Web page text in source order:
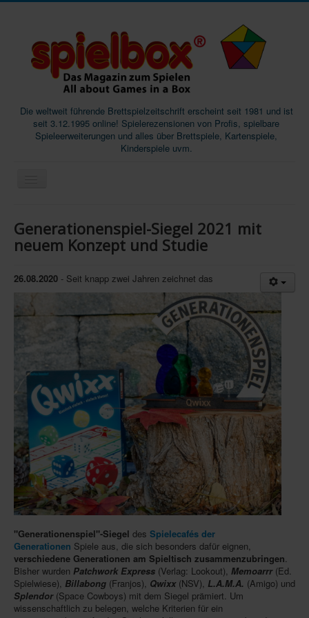
Die weltweit führende Brettspielzeitschrift erscheint seit 1981 und ist
seit 3.12.1995 online! Spielerezensionen von Profis, spielbare
Spieleerweiterungen und alles über Brettspiele, Kartenspiele,
Kinderspiele uvm.
Magazine
Podcast
SpieleMag
Shop
Download spielbox Special 2025
Newsletter
Spieledatenbank
Premium login
Neuheiten-New Games
Köpfe-Heads
Preise-Awards
Branchen-/Wirtschaftsnews
Interviews
Crowdfunding
Veranstaltungen-Events
Generationenspiel-Siegel 2021 mit
neuem Konzept und Studie
26.08.2020 - Seit knapp zwei Jahren zeichnet das
"Generationenspiel"-Siegel des Spielecafés der
Generationen Spiele aus, die sich besonders dafür eignen,
verschiedene Generationen am Spieltisch zusammenzubringen
Bisher wurden Patchwork Express (Verlag: Lookout), Memoarrr (Ed.
Spielwiese), Billabong (Franjos), Qwixx (NSV), L.A.M.A. (Amigo) und
Splendor (Space Cowboys) mit dem Siegel prämiert. Um
wissenschaftlich zu belegen, welche Kriterien für ein